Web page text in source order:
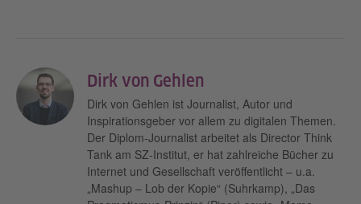
Dirk von Gehlen
Dirk von Gehlen ist Journalist, Autor und
Inspirationsgeber vor allem zu digitalen Themen.
Der Diplom-Journalist arbeitet als Director Think
Tank am SZ-Institut, er hat zahlreiche Bücher zu
Internet und Gesellschaft veröffentlicht – u.a.
„Mashup – Lob der Kopie“ (Suhrkamp), „Das